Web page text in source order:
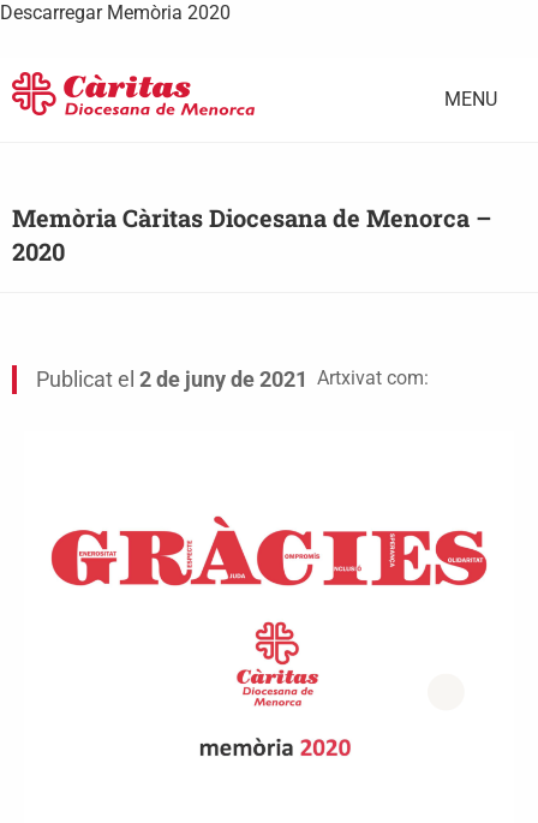
Descarregar Memòria 2020
MENU
Memòria Càritas Diocesana de Menorca –
2020
Publicat el 2 de juny de 2021 Artxivat com: